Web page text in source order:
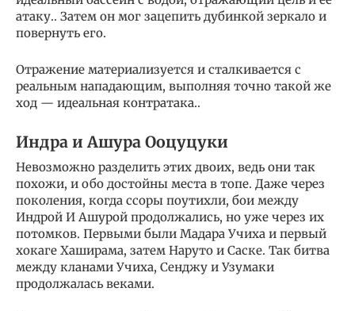
атаку.. Затем он мог зацепить дубинкой зеркало и
повернуть его.
Отражение материализуется и сталкивается с
реальным нападающим, выполняя точно такой же
ход — идеальная контратака..
Индра и Ашура Ооцуцуки
Невозможно разделить этих двоих, ведь они так
похожи, и обо достойны места в топе. Даже через
поколения, когда ссоры поутихли, бои между
Индрой И Ашурой продолжались, но уже через их
потомков. Первыми были Мадара Учиха и первый
хокаге Хаширама, затем Наруто и Саске. Так битва
между кланами Учиха, Сенджу и Узумаки
продолжалась веками.